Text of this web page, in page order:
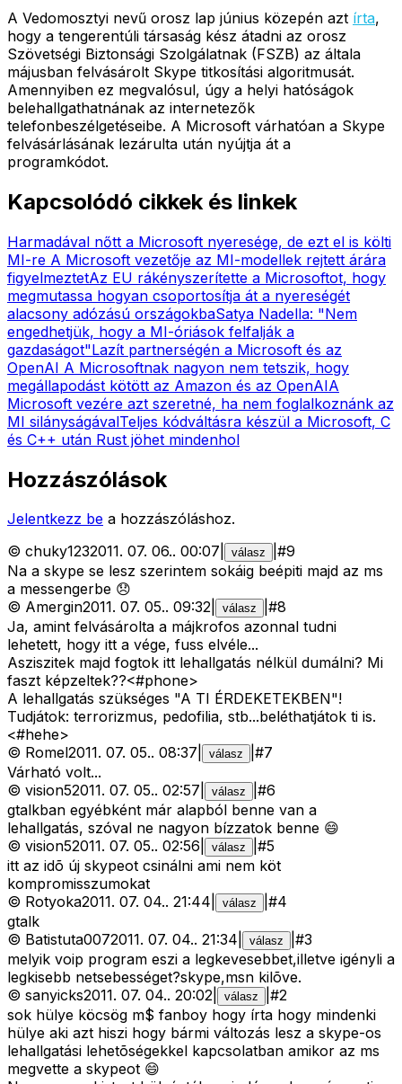
A Vedomosztyi nevű orosz lap június közepén azt írta,
hogy a tengerentúli társaság kész átadni az orosz
Szövetségi Biztonsági Szolgálatnak (FSZB) az általa
májusban felvásárolt Skype titkosítási algoritmusát.
Amennyiben ez megvalósul, úgy a helyi hatóságok
belehallgathatnának az internetezők
telefonbeszélgetéseibe. A Microsoft várhatóan a Skype
felvásárlásának lezárulta után nyújtja át a
programkódot.
Kapcsolódó cikkek és linkek
Harmadával nőtt a Microsoft nyeresége, de ezt el is költi
MI-re A Microsoft vezetője az MI-modellek rejtett árára
figyelmeztetAz EU rákényszerítette a Microsoftot, hogy
megmutassa hogyan csoportosítja át a nyereségét
alacsony adózású országokbaSatya Nadella: "Nem
engedhetjük, hogy a MI-óriások felfalják a
gazdaságot"Lazít partnerségén a Microsoft és az
OpenAI A Microsoftnak nagyon nem tetszik, hogy
megállapodást kötött az Amazon és az OpenAIA
Microsoft vezére azt szeretné, ha nem foglalkoznánk az
MI silányságávalTeljes kódváltásra készül a Microsoft, C
és C++ után Rust jöhet mindenhol
Hozzászólások
Jelentkezz be a hozzászóláshoz.
© chuky1232011. 07. 06.. 00:07 válasz #9
Na a skype se lesz szerintem sokáig beépiti majd az ms
a messengerbe 😞
© Amergin2011. 07. 05.. 09:32 válasz #8
Ja, amint felvásárolta a májkrofos azonnal tudni
lehetett, hogy itt a vége, fuss elvéle...
Asziszitek majd fogtok itt lehallgatás nélkül dumálni? Mi
faszt képzeltek??<#phone>
A lehallgatás szükséges "A TI ÉRDEKETEKBEN"!
Tudjátok: terrorizmus, pedofilia, stb...beléthatjátok ti is.
<#hehe>
© Romel2011. 07. 05.. 08:37 válasz #7
Várható volt...
© vision52011. 07. 05.. 02:57 válasz #6
gtalkban egyébként már alapból benne van a
lehallgatás, szóval ne nagyon bízzatok benne 😄
© vision52011. 07. 05.. 02:56 válasz #5
itt az idõ új skypeot csinálni ami nem köt
kompromisszumokat
© Rotyoka2011. 07. 04.. 21:44 válasz #4
gtalk
© Batistuta0072011. 07. 04.. 21:34 válasz #3
melyik voip program eszi a legkevesebbet,illetve igényli a
legkisebb netsebességet?skype,msn kilõve.
© sanyicks2011. 07. 04.. 20:02 válasz #2
sok hülye köcsög m$ fanboy hogy írta hogy mindenki
hülye aki azt hiszi hogy bármi változás lesz a skype-os
lehallgatási lehetõségekkel kapcsolatban amikor az ms
megvette a skypeot 😄